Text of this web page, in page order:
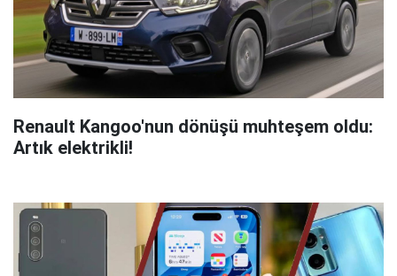
Renault Kangoo'nun dönüşü muhteşem oldu:
Artık elektrikli!